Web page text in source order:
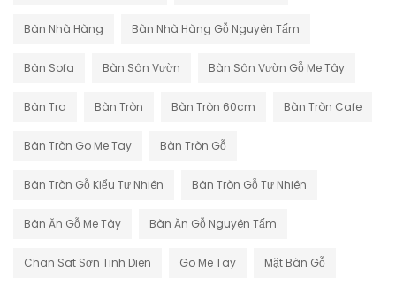
Bàn Nhà Hàng Bàn Nhà Hàng Gỗ Nguyên Tấm
Bàn Sofa Bàn Sân Vườn Bàn Sân Vườn Gỗ Me Tây
Bàn Tra Bàn Tròn Bàn Tròn 60cm Bàn Tròn Cafe
Bàn Tròn Go Me Tay Bàn Tròn Gỗ
Bàn Tròn Gỗ Kiểu Tự Nhiên Bàn Tròn Gỗ Tự Nhiên
Bàn Ăn Gỗ Me Tây Bàn Ăn Gỗ Nguyên Tấm
Chan Sat Sơn Tinh Dien Go Me Tay Mặt Bàn Gỗ